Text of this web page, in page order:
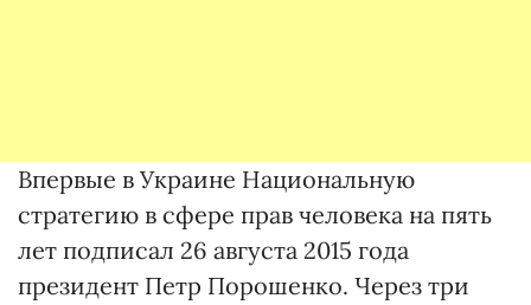
Впервые в Украине Национальную
стратегию в сфере прав человека на пять
лет подписал 26 августа 2015 года
президент Петр Порошенко. Через три